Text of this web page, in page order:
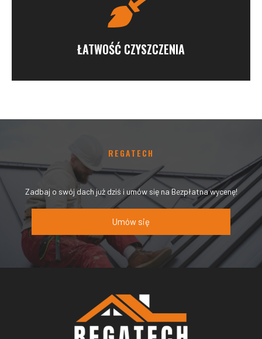
ŁATWOŚĆ CZYSZCZENIA
REGATECH
Zadbaj o swój dach już dziś i umów się na Bezpłatna wycenę!
Umów się